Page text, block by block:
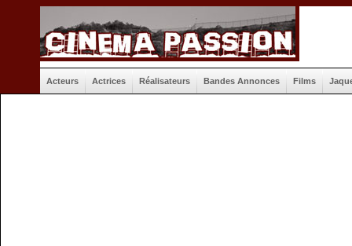
Acteurs Actrices Réalisateurs Bandes Annonces Films